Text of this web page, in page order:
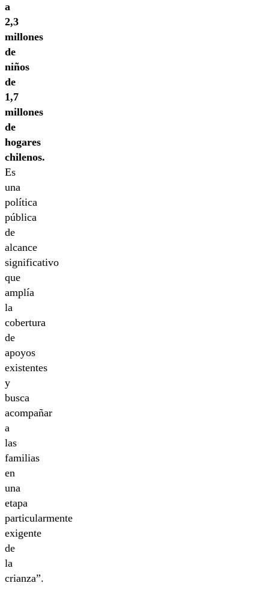
a
2,3
millones
de
niños
de
1,7
millones
de
hogares
chilenos.
Es
una
política
pública
de
alcance
significativo
que
amplía
la
cobertura
de
apoyos
existentes
y
busca
acompañar
a
las
familias
en
una
etapa
particularmente
exigente
de
la
crianza”.